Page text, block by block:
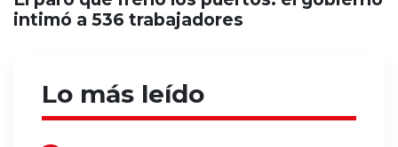
intimó a 536 trabajadores
Lo más leído